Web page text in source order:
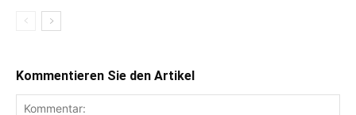
Kommentieren Sie den Artikel